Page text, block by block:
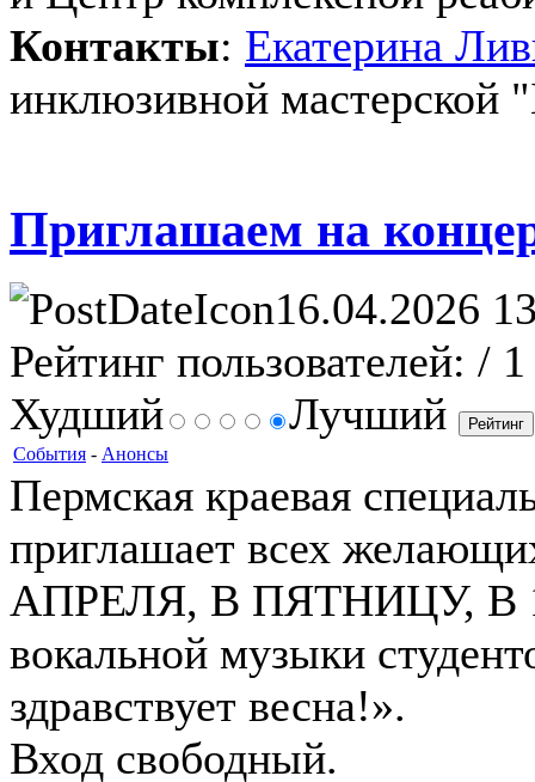
Контакты: Екатерина
инклюзивной мастерской
Приглашаем на
16.04.2026
Рейтинг пользователей: / 1
Худший
Лучший
События - Анонсы
Пермская краевая
приглашает всех
АПРЕЛЯ, В ПЯТНИЦУ, В
вокальной музыки
здравствует весна!».
Вход свободный.